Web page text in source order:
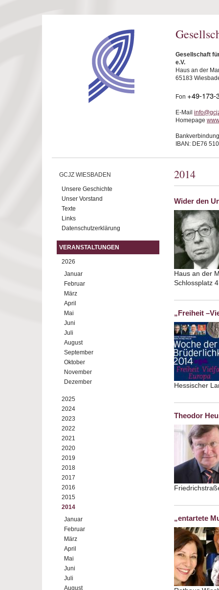
Gesellschaft
e.V.
Haus an der
65183
Fon +49-173-
E-Mail
Homepage
IBAN: DE76
GCJZ WIESBADEN
Unsere Geschichte
Unser Vorstand
Texte
Links
Datenschutzerklärung
VERANSTALTUNGEN
2026
Januar
Februar
März
April
Mai
Juni
Juli
August
September
Oktober
November
Dezember
2025
2024
2023
2022
2021
2020
2019
2018
2017
2016
2015
2014
Januar
Februar
März
April
Mai
Juni
Juli
August
2014
Wider den
Haus an der
Schlossplatz
„Freiheit
Hessischer
Theodor
„entartete